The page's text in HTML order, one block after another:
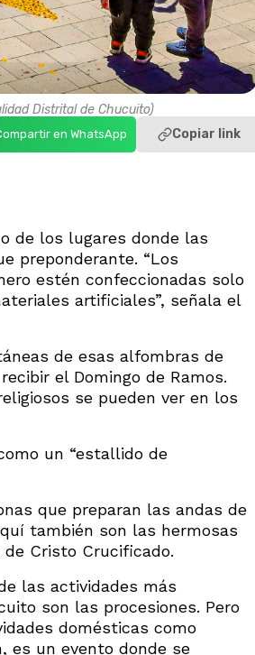
Distrital de Chucuito)
en WhatsApp Copiar link
de los lugares donde las
preponderante. “Los
estén confeccionadas solo
artificiales”, señala el
de esas alfombras de
el Domingo de Ramos.
se pueden ver en los
un “estallido de
que preparan las andas de
también son las hermosas
Cristo Crucificado.
las actividades más
son las procesiones. Pero
domésticas como
es un evento donde se